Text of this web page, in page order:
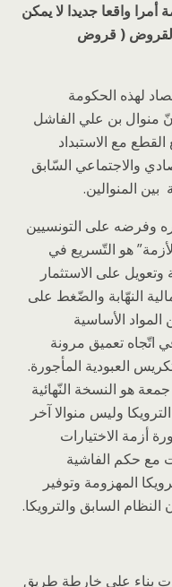
واقعا جديدا لا يمكن
( قروض
لهذه الحكومة
أنّ منوال بن علي الفاشل
مع الاستبداد
والاجتماعي السّابق
المنوالين.
وفرضه على التونسيين
هو التّسريع في
على الاستثمار
النهّابة والضّغط على
الأساسية
اتّجاه تعميق مرونة
العبودية المأجورة.
هو النسخة النّهائية
وليس منوالا آخر
أزمة الاختيارات
مع حكم الفاشية
المهزومة وتوفير
السابق والترويكا.
بناء على خارطة طريق